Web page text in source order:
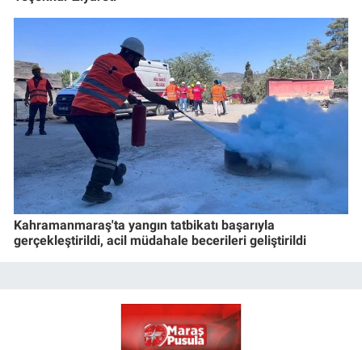
Kahramanmaraş'ta yangın tatbikatı başarıyla
gerçekleştirildi, acil müdahale becerileri geliştirildi